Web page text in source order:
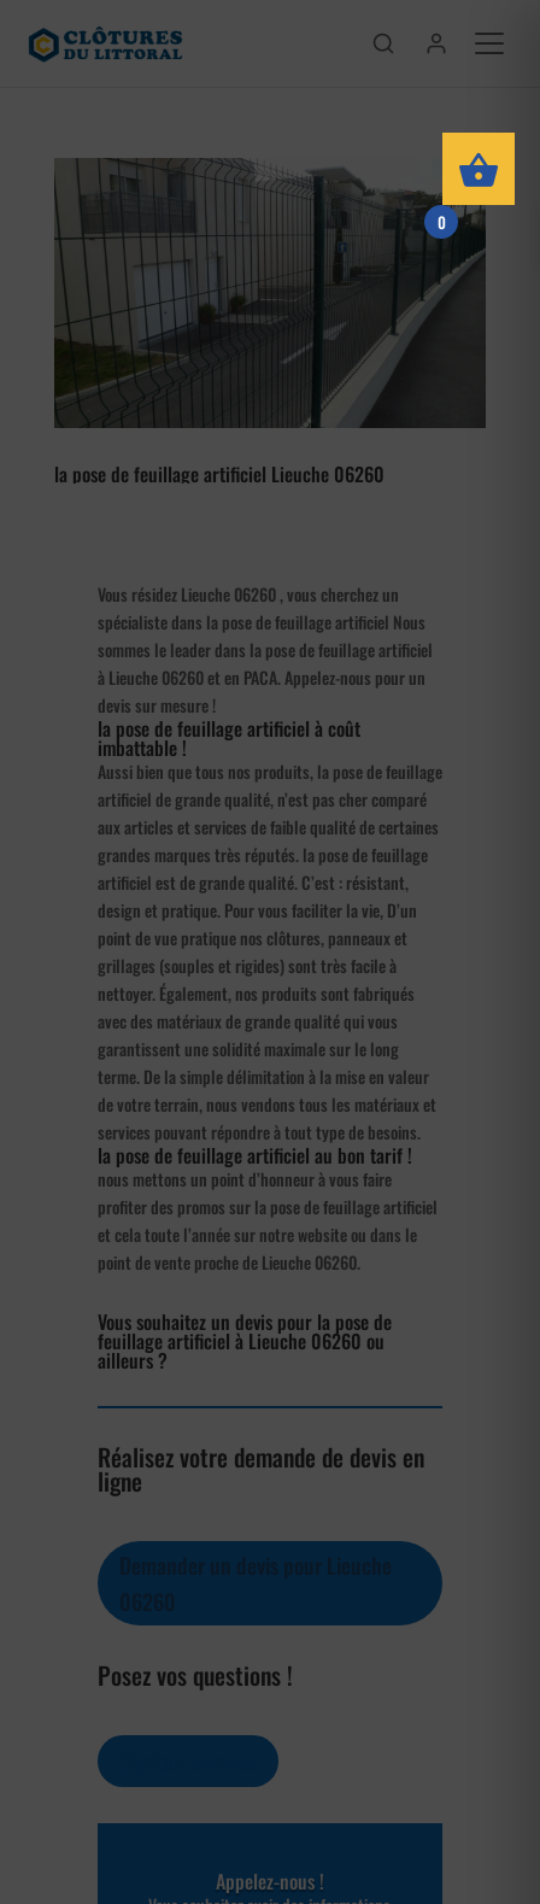
la pose de feuillage artificiel Lieuche 06260
Vous résidez Lieuche 06260 , vous cherchez un
spécialiste dans la pose de feuillage artificiel Nous
sommes le leader dans la pose de feuillage artificiel
à Lieuche 06260 et en PACA. Appelez-nous pour un
devis sur mesure !
la pose de feuillage artificiel à coût
imbattable !
Aussi bien que tous nos produits, la pose de feuillage
artificiel de grande qualité, n’est pas cher comparé
aux articles et services de faible qualité de certaines
grandes marques très réputés. la pose de feuillage
artificiel est de grande qualité. C’est : résistant,
design et pratique. Pour vous faciliter la vie, D’un
point de vue pratique nos clôtures, panneaux et
grillages (souples et rigides) sont très facile à
nettoyer. Également, nos produits sont fabriqués
avec des matériaux de grande qualité qui vous
garantissent une solidité maximale sur le long
terme. De la simple délimitation à la mise en valeur
de votre terrain, nous vendons tous les matériaux et
services pouvant répondre à tout type de besoins.
la pose de feuillage artificiel au bon tarif !
nous mettons un point d’honneur à vous faire
profiter des promos sur la pose de feuillage artificiel
et cela toute l’année sur notre website ou dans le
point de vente proche de Lieuche 06260.
Vous souhaitez un devis pour la pose de
feuillage artificiel à Lieuche 06260 ou
ailleurs ?
Réalisez votre demande de devis en
ligne
Posez vos questions !
Appelez-nous !
0